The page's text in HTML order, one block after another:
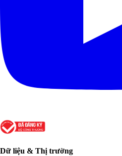
Dữ liệu & Thị trường